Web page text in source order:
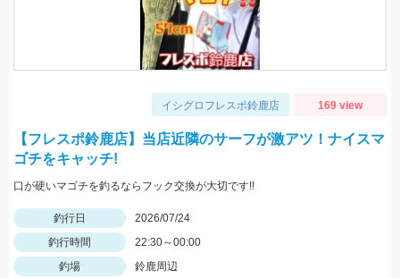
イシグロフレスポ鈴鹿店 169 view
【フレスポ鈴鹿店】当店近隣のサーフが激アツ！ナイスマ
ゴチをキャッチ!
口が硬いマゴチを釣るならフック交換が大切です!!
釣行日
2026/07/24
釣行時間
22:30～00:00
釣場
鈴鹿周辺